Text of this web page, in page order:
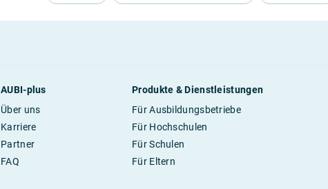
AUBI-plus
Über uns
Karriere
Partner
FAQ
Produkte & Dienstleistungen
Für Ausbildungsbetriebe
Für Hochschulen
Für Schulen
Für Eltern